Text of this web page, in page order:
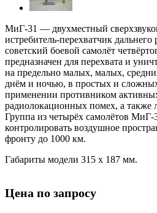
МиГ-31 — двухместный
истребитель-перехватчик
советский боевой самолёт
предназначен для перехвата и
на предельно малых, малых,
днём и ночью, в простых и
применении противником
радиолокационных помех, а также
Группа из четырёх самолётов МиГ-
контролировать воздушное
фронту до 1000 км.
Габариты модели 315 х 187 мм.
Цена по запросу